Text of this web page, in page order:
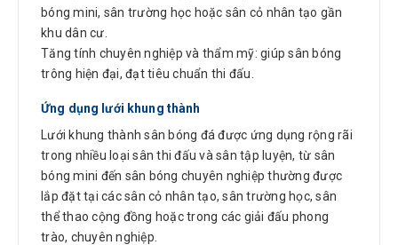
bóng mini, sân trường học hoặc sân cỏ nhân tạo gần
khu dân cư.
Tăng tính chuyên nghiệp và thẩm mỹ: giúp sân bóng
trông hiện đại, đạt tiêu chuẩn thi đấu.
Ứng dụng lưới khung thành
Lưới khung thành sân bóng đá được ứng dụng rộng rãi
trong nhiều loại sân thi đấu và sân tập luyện, từ sân
bóng mini đến sân bóng chuyên nghiệp thường được
lắp đặt tại các sân cỏ nhân tạo, sân trường học, sân
thể thao cộng đồng hoặc trong các giải đấu phong
trào, chuyên nghiệp.